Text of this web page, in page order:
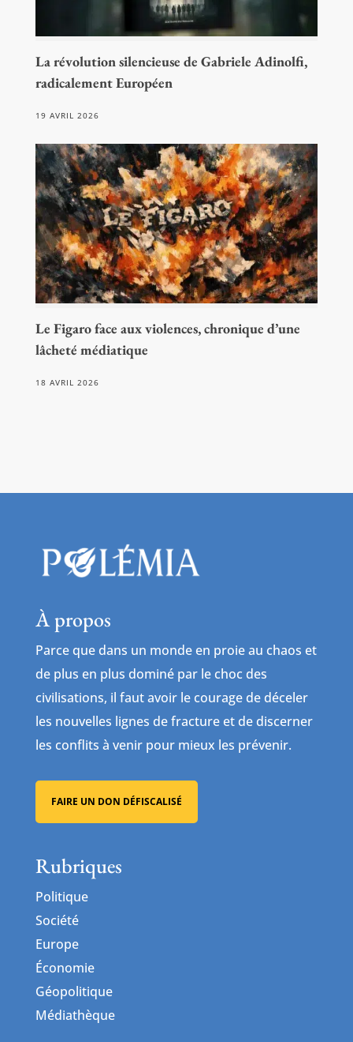
La révolution silencieuse de Gabriele Adinolfi,
radicalement Européen
19 AVRIL 2026
Le Figaro face aux violences, chronique d’une
lâcheté médiatique
18 AVRIL 2026
À propos
Parce que dans un monde en proie au chaos et
de plus en plus dominé par le choc des
civilisations, il faut avoir le courage de déceler
les nouvelles lignes de fracture et de discerner
les conflits à venir pour mieux les prévenir.
FAIRE UN DON DÉFISCALISÉ
Rubriques
Politique
Société
Europe
Économie
Géopolitique
Médiathèque